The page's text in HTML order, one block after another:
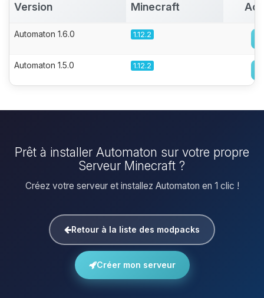
Version Minecraft
Automaton 1.6.0 1.12.2
Automaton 1.5.0 1.12.2
Prêt à installer Automaton sur votre propre
Serveur Minecraft ?
Créez votre serveur et installez Automaton en 1 clic !
Retour à la liste des modpacks
Créer mon serveur